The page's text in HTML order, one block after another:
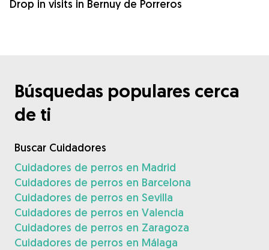
Drop in visits in Bernuy de Porreros
Búsquedas populares cerca
de ti
Buscar Cuidadores
Cuidadores de perros en Madrid
Cuidadores de perros en Barcelona
Cuidadores de perros en Sevilla
Cuidadores de perros en Valencia
Cuidadores de perros en Zaragoza
Cuidadores de perros en Málaga